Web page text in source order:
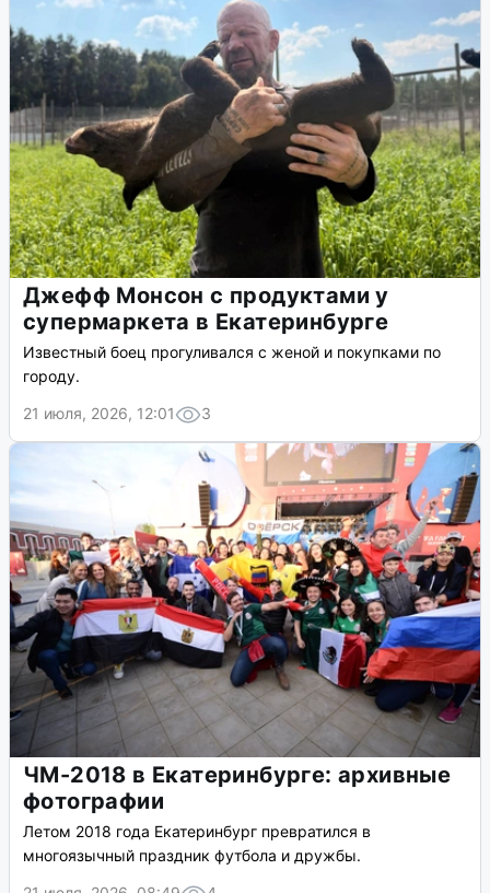
Джефф Монсон с продуктами у
супермаркета в Екатеринбурге
Известный боец прогуливался с женой и покупками по
городу.
21 июля, 2026, 12:01
3
ЧМ-2018 в Екатеринбурге: архивные
фотографии
Летом 2018 года Екатеринбург превратился в
многоязычный праздник футбола и дружбы.